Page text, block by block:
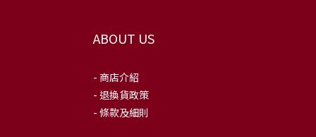
ABOUT US
- 商店介紹
- 退換貨政策
- 條款及細則